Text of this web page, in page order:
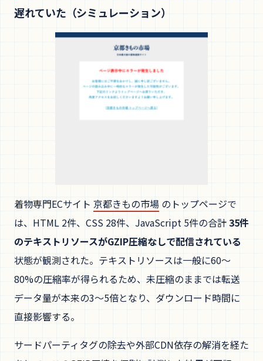
遅れていた（シミュレーション）
着物専門ECサイト 京都きもの市場 のトップページで
は、HTML 2件、CSS 28件、JavaScript 5件の合計35件
のテキストリソースがGZIP圧縮なしで配信されている
状態が観測された。テキストリソースは一般に60〜
80%の圧縮率が得られるため、未圧縮のままでは転送
データ量が本来の3〜5倍となり、ダウンロード時間に
直接影響する。
サードパーティタグの除去や外部CDN依存の解消を経た